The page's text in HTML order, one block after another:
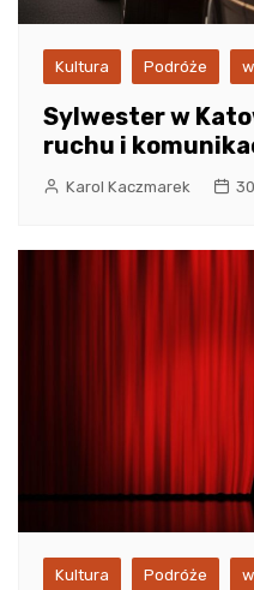
Kultura Podróże
Sylwester w
ruchu i
Karol Kaczmarek
Kultura Podróże